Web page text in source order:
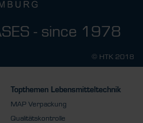
- since 1978
© HTK 2018
Topthemen Lebensmitteltechnik
MAP Verpackung
Qualitätskontrolle